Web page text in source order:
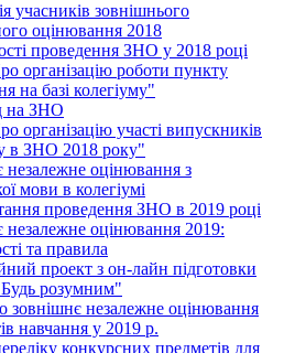
учасників зовнішнього
оцінювання 2018
проведення ЗНО у 2018 році
організацію роботи пункту
на базі колегіуму"
на ЗНО
організацію участі випускників
в ЗНО 2018 року"
незалежне оцінювання з
мови в колегіумі
проведення ЗНО в 2019 році
незалежне оцінювання 2019:
та правила
проект з он-лайн підготовки
розумним"
зовнішнє незалежне оцінювання
навчання у 2019 р.
конкурсних предметів для